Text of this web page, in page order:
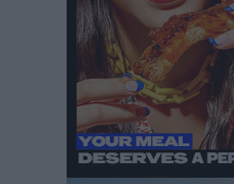
Καιρός: Επιμένουν οι υψηλές
μελτέμια έως 9 μποφόρ, σε
Τοπικές Ειδήσεις• πριν 22 ώρες
Τα φοιτητικά ενοίκια
οικογενειακούς
Ειδήσεις• πριν 22 ώρες